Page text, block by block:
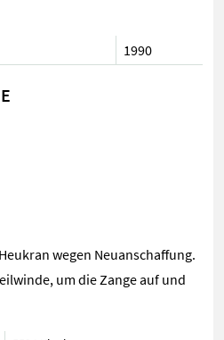
1990
wegen Neuanschaffung.
um die Zange auf und